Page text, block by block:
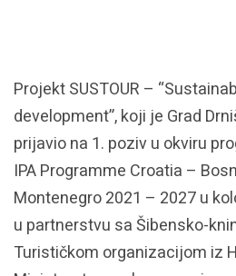
Projekt SUSTOUR –
development”, koji je Grad
prijavio na 1. poziv u okviru
IPA Programme Croatia –
Montenegro 2021 – 2027 u
u partnerstvu sa Šibensko-
Turističkom organizacijom iz